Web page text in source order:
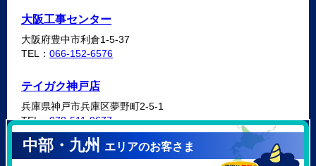
大阪工事センター
大阪府豊中市利倉1-5-37
TEL： 066-152-6576
テイガク神戸店
兵庫県神戸市兵庫区夢野町2-5-1
TEL：078-511-9677
テイガク泉北・泉南店
中部・九州 エリアのお客さま